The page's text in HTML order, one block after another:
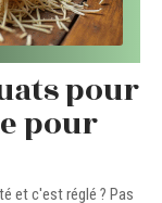
pour
pour
et c'est réglé ? Pas